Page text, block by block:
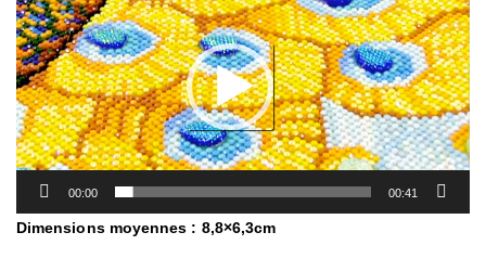
00:00 00:41
Dimensions moyennes : 8,8×6,3cm